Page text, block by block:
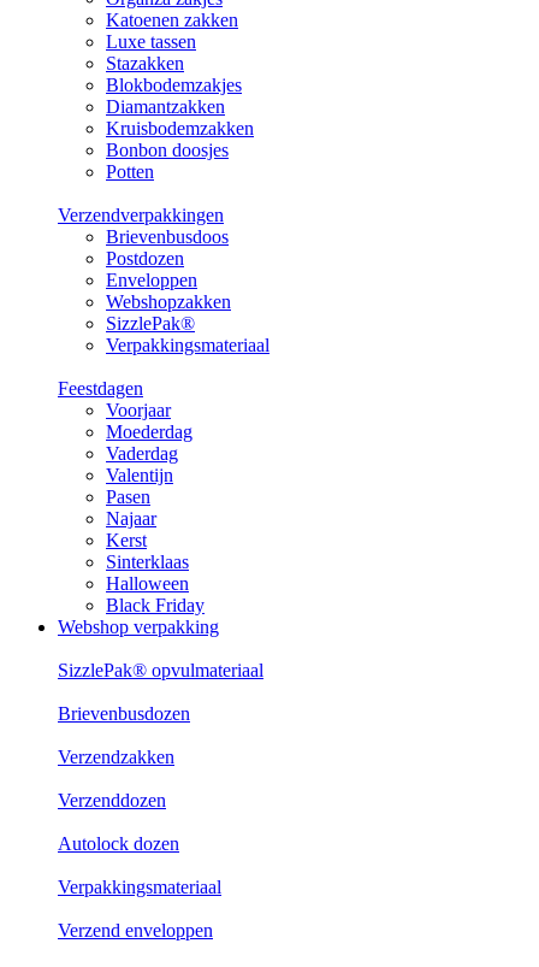
Katoenen zakken
Luxe tassen
Stazakken
Blokbodemzakjes
Diamantzakken
Kruisbodemzakken
Bonbon doosjes
Potten
Verzendverpakkingen
Brievenbusdoos
Postdozen
Enveloppen
Webshopzakken
SizzlePak®
Verpakkingsmateriaal
Feestdagen
Voorjaar
Moederdag
Vaderdag
Valentijn
Pasen
Najaar
Kerst
Sinterklaas
Halloween
Black Friday
Webshop verpakking
SizzlePak® opvulmateriaal
Brievenbusdozen
Verzendzakken
Verzenddozen
Autolock dozen
Verpakkingsmateriaal
Verzend enveloppen